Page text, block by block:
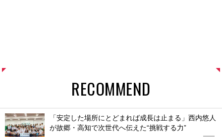
RECOMMEND
「安定した場所にとどまれば成長は止まる」西内悠人
が故郷・高知で次世代へ伝えた“挑戦する力”